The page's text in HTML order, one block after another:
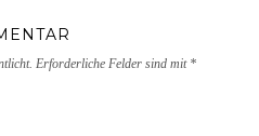
Erforderliche Felder sind mit *